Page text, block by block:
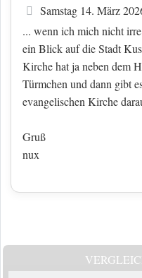
Beitrag
Samstag 14. März
... wenn ich mich nicht
ein Blick auf die Stadt
Kirche hat ja neben dem
Türmchen und dann gibt
evangelischen Kirche
Gruß
nux